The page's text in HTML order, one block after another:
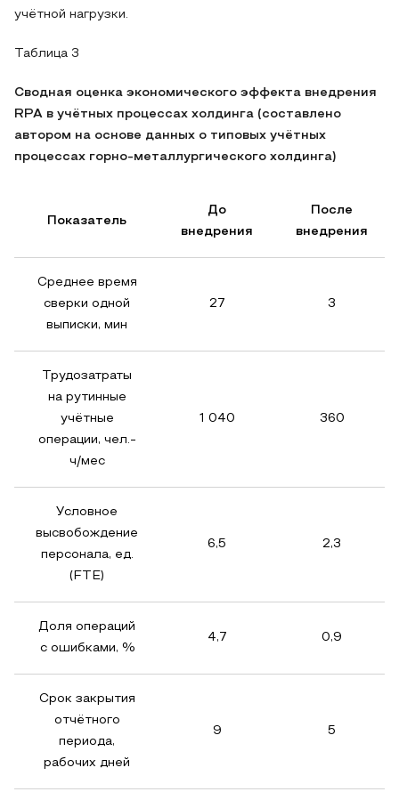
учётной нагрузки.
Таблица 3
Сводная оценка экономического эффекта внедрения
RPA в учётных процессах холдинга (составлено
автором на основе данных о типовых учётных
процессах горно-металлургического холдинга)
Показатель
До
внедрения
После
внедрения
Среднее время
сверки одной
выписки, мин
27 3
Трудозатраты
на рутинные
учётные
операции, чел.-
ч/мес
1 040 360
Условное
высвобождение
персонала, ед.
(FTE)
6,5 2,3
Доля операций
с ошибками, %
4,7 0,9
Срок закрытия
отчётного
периода,
рабочих дней
9 5